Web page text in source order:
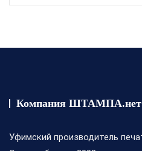
Компания ШТАМПА.нет
Уфимский производитель